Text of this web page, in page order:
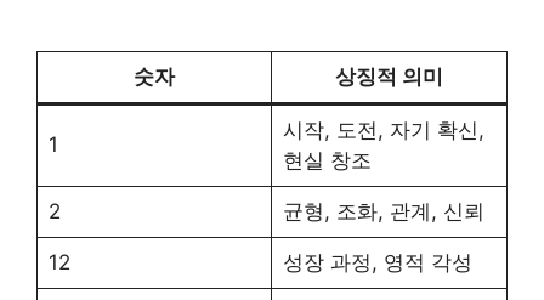
숫자 상징적 의미
1
시작, 도전, 자기 확신,
현실 창조
2 균형, 조화, 관계, 신뢰
12 성장 과정, 영적 각성